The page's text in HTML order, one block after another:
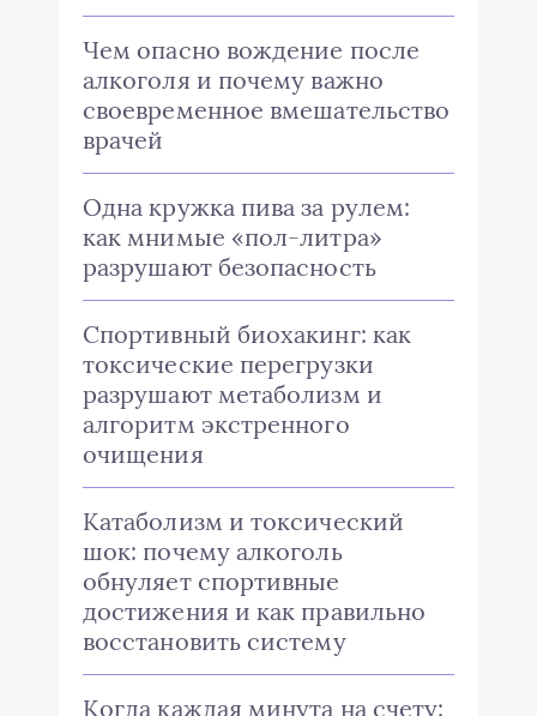
Чем опасно вождение после
алкоголя и почему важно
своевременное вмешательство
врачей
Одна кружка пива за рулем:
как мнимые «пол-литра»
разрушают безопасность
Спортивный биохакинг: как
токсические перегрузки
разрушают метаболизм и
алгоритм экстренного
очищения
Катаболизм и токсический
шок: почему алкоголь
обнуляет спортивные
достижения и как правильно
восстановить систему
Когда каждая минута на счету: